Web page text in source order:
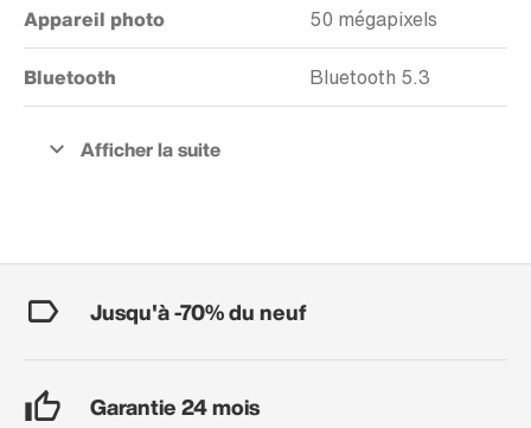
Appareil photo 50 mégapixels
Bluetooth Bluetooth 5.3
Jusqu'à -70% du neuf
Garantie 24 mois